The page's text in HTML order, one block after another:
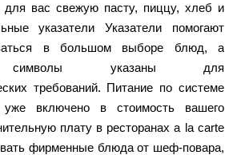
для вас свежую пасту, пиццу, хлеб и
указатели Указатели помогают
в большом выборе блюд, а
символы указаны для
требований. Питание по системе
уже включено в стоимость вашего
плату в ресторанах a la carte
фирменные блюда от шеф-повара,